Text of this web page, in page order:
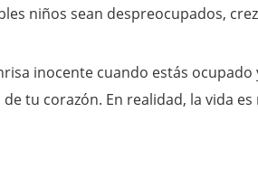
niños sean despreocupados,
inocente cuando estás
tu corazón. En realidad, la vida